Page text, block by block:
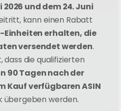
und dem 24. Juni
kann einen Rabatt
Einheiten erhalten, die
versendet werden.
dass die qualifizierten
90 Tagen nach der
Kauf verfügbaren ASIN
übergeben werden.